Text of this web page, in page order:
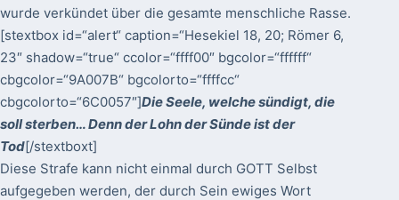
wurde verkündet über die gesamte menschliche Rasse.
[stextbox id=“alert“ caption=“Hesekiel 18, 20; Römer 6,
23″ shadow=“true“ ccolor=“ffff00″ bgcolor=“ffffff“
cbgcolor=“9A007B“ bgcolorto=“ffffcc“
cbgcolorto=“6C0057″]Die Seele, welche sündigt, die
soll sterben… Denn der Lohn der Sünde ist der
Tod[/stextboxt]
Diese Strafe kann nicht einmal durch GOTT Selbst
aufgegeben werden, der durch Sein ewiges Wort